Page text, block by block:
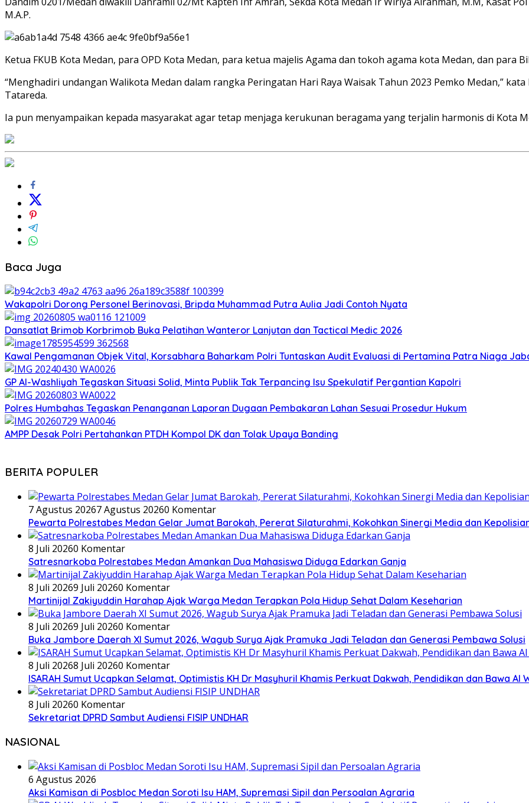
M.A.P.
Ketua FKUB Kota Medan, para OPD Kota Medan, para ketua majelis Agama dan tokoh agama kota Medan, dan para
“Menghadiri undangan Walikota Medan dalam rangka Peringatan Hari Raya Waisak Tahun 2023 Pemko Medan,”
Tatareda.
Ia pun menyampaikan kepada masyarakat agar tetap menjaga kerukunan beragama yang terjalin harmonis di Kota
Baca Juga
Wakapolri Dorong Personel Berinovasi, Bripda Muhammad Putra Aulia Jadi Contoh Nyata
Dansatlat Brimob Korbrimob Buka Pelatihan Wanteror Lanjutan dan Tactical Medic 2026
Kawal Pengamanan Objek Vital, Korsabhara Baharkam Polri Tuntaskan Audit Evaluasi di Pertamina Patra Niaga
GP Al-Washliyah Tegaskan Situasi Solid, Minta Publik Tak Terpancing Isu Spekulatif Pergantian Kapolri
Polres Humbahas Tegaskan Penanganan Laporan Dugaan Pembakaran Lahan Sesuai Prosedur Hukum
AMPP Desak Polri Pertahankan PTDH Kompol DK dan Tolak Upaya Banding
BERITA POPULER
7 Agustus 20267 Agustus 20260 Komentar
Pewarta Polrestabes Medan Gelar Jumat Barokah, Pererat Silaturahmi, Kokohkan Sinergi Media dan
8 Juli 20260 Komentar
Satresnarkoba Polrestabes Medan Amankan Dua Mahasiswa Diduga Edarkan Ganja
8 Juli 20269 Juli 20260 Komentar
Martinijal Zakiyuddin Harahap Ajak Warga Medan Terapkan Pola Hidup Sehat Dalam Keseharian
8 Juli 20269 Juli 20260 Komentar
Buka Jambore Daerah XI Sumut 2026, Wagub Surya Ajak Pramuka Jadi Teladan dan Generasi Pembawa Solusi
8 Juli 20268 Juli 20260 Komentar
ISARAH Sumut Ucapkan Selamat, Optimistis KH Dr Masyhuril Khamis Perkuat Dakwah, Pendidikan dan Bawa Al
8 Juli 20260 Komentar
Sekretariat DPRD Sambut Audiensi FISIP UNDHAR
NASIONAL
6 Agustus 2026
Aksi Kamisan di Posbloc Medan Soroti Isu HAM, Supremasi Sipil dan Persoalan Agraria